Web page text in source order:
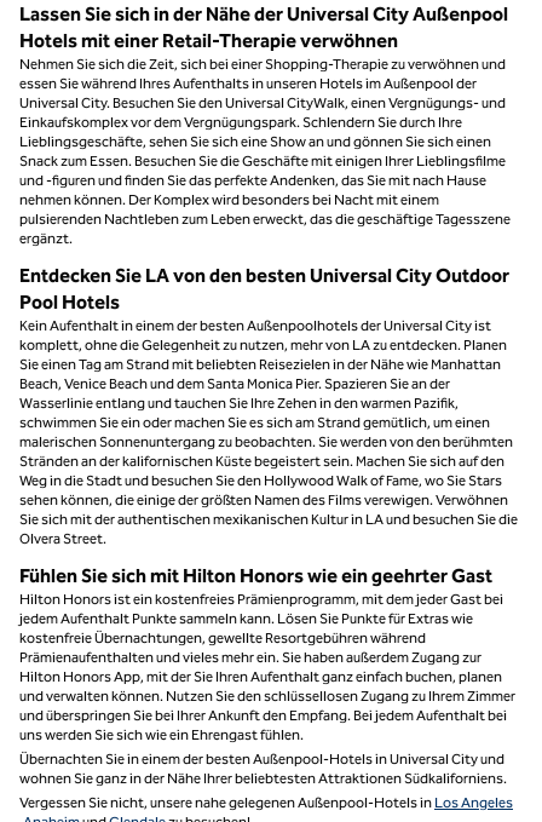
Lassen Sie sich in der Nähe der Universal City Außenpool
Hotels mit einer Retail-Therapie verwöhnen
Nehmen Sie sich die Zeit, sich bei einer Shopping-Therapie zu verwöhnen und
essen Sie während Ihres Aufenthalts in unseren Hotels im Außenpool der
Universal City. Besuchen Sie den Universal CityWalk, einen Vergnügungs- und
Einkaufskomplex vor dem Vergnügungspark. Schlendern Sie durch Ihre
Lieblingsgeschäfte, sehen Sie sich eine Show an und gönnen Sie sich einen
Snack zum Essen. Besuchen Sie die Geschäfte mit einigen Ihrer Lieblingsfilme
und -figuren und finden Sie das perfekte Andenken, das Sie mit nach Hause
nehmen können. Der Komplex wird besonders bei Nacht mit einem
pulsierenden Nachtleben zum Leben erweckt, das die geschäftige Tagesszene
ergänzt.
Entdecken Sie LA von den besten Universal City Outdoor
Pool Hotels
Kein Aufenthalt in einem der besten Außenpoolhotels der Universal City ist
komplett, ohne die Gelegenheit zu nutzen, mehr von LA zu entdecken. Planen
Sie einen Tag am Strand mit beliebten Reisezielen in der Nähe wie Manhattan
Beach, Venice Beach und dem Santa Monica Pier. Spazieren Sie an der
Wasserlinie entlang und tauchen Sie Ihre Zehen in den warmen Pazifik,
schwimmen Sie ein oder machen Sie es sich am Strand gemütlich, um einen
malerischen Sonnenuntergang zu beobachten. Sie werden von den berühmten
Stränden an der kalifornischen Küste begeistert sein. Machen Sie sich auf den
Weg in die Stadt und besuchen Sie den Hollywood Walk of Fame, wo Sie Stars
sehen können, die einige der größten Namen des Films verewigen. Verwöhnen
Sie sich mit der authentischen mexikanischen Kultur in LA und besuchen Sie die
Olvera Street.
Fühlen Sie sich mit Hilton Honors wie ein geehrter Gast
Hilton Honors ist ein kostenfreies Prämienprogramm, mit dem jeder Gast bei
jedem Aufenthalt Punkte sammeln kann. Lösen Sie Punkte für Extras wie
kostenfreie Übernachtungen, gewellte Resortgebühren während
Prämienaufenthalten und vieles mehr ein. Sie haben außerdem Zugang zur
Hilton Honors App, mit der Sie Ihren Aufenthalt ganz einfach buchen, planen
und verwalten können. Nutzen Sie den schlüssellosen Zugang zu Ihrem Zimmer
und überspringen Sie bei Ihrer Ankunft den Empfang. Bei jedem Aufenthalt bei
uns werden Sie sich wie ein Ehrengast fühlen.
Übernachten Sie in einem der besten Außenpool-Hotels in Universal City und
wohnen Sie ganz in der Nähe Ihrer beliebtesten Attraktionen Südkaliforniens.
Vergessen Sie nicht, unsere nahe gelegenen Außenpool-Hotels in Los Angeles